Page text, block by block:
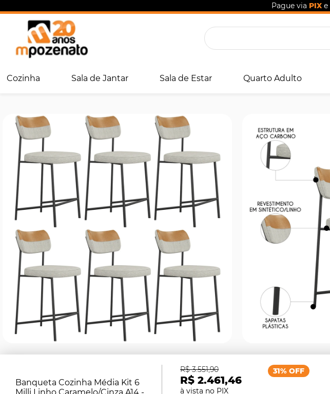
Pague via PIXe
Cozinha Sala de Jantar Sala de Estar Quarto Adulto
Banqueta Cozinha Média Kit 6
R$ 2.461,46
R$ 3.551,90 31% OFF